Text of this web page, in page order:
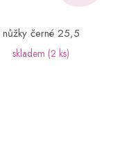
nůžky černé 25,5
skladem (2 ks)